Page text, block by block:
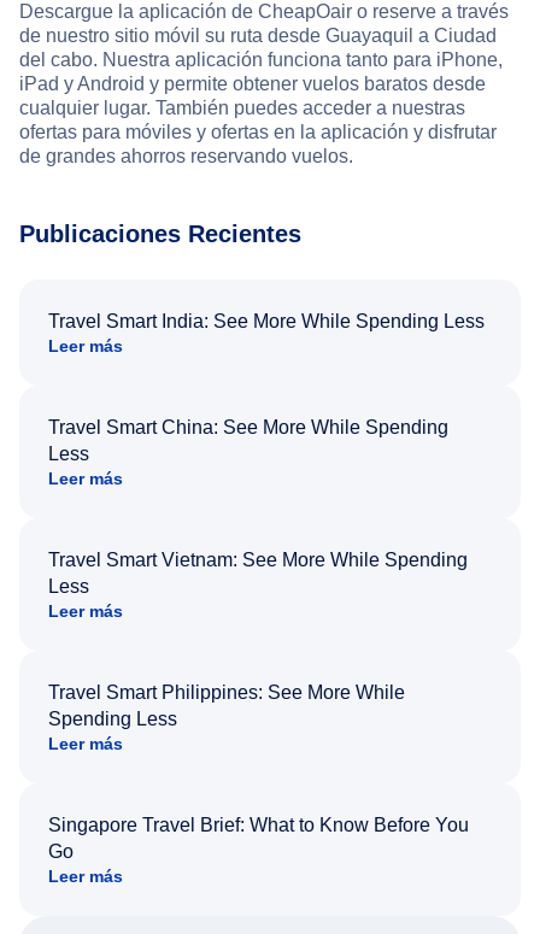
Descargue la aplicación de CheapOair o reserve a través
de nuestro sitio móvil su ruta desde Guayaquil a Ciudad
del cabo. Nuestra aplicación funciona tanto para iPhone,
iPad y Android y permite obtener vuelos baratos desde
cualquier lugar. También puedes acceder a nuestras
ofertas para móviles y ofertas en la aplicación y disfrutar
de grandes ahorros reservando vuelos.
Publicaciones Recientes
Travel Smart India: See More While Spending Less
Leer más
Travel Smart China: See More While Spending
Less
Leer más
Travel Smart Vietnam: See More While Spending
Less
Leer más
Travel Smart Philippines: See More While
Spending Less
Leer más
Singapore Travel Brief: What to Know Before You
Go
Leer más